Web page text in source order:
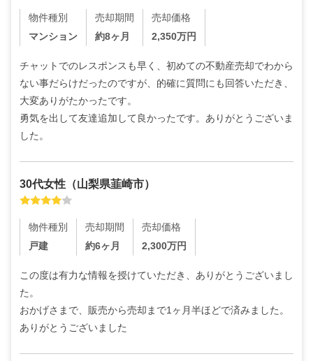
物件種別
マンション
売却期間
約8ヶ月
売却価格
2,350万円
チャットでのレスポンスも早く、初めての不動産売却でわから
ない事だらけだったのですが、的確に質問にも回答いただき、
大変ありがたかったです。
勇気を出して友達追加して良かったです。ありがとうございま
した。
30代女性 （山梨県韮崎市）
物件種別
戸建
売却期間
約6ヶ月
売却価格
2,300万円
この度は有力な情報を授けていただき、ありがとうございまし
た。
おかげさまで、販売から売却まで1ヶ月半ほどで済みました。
ありがとうございました